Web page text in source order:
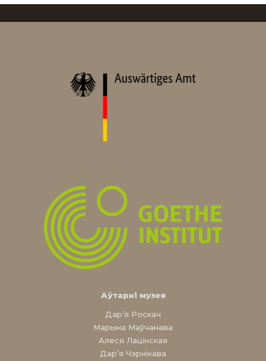
Аўтаркі музея
Дар’я Роскач
Марына Маўчанава
Алеся Лацінская
Дар’я Чэрнікава